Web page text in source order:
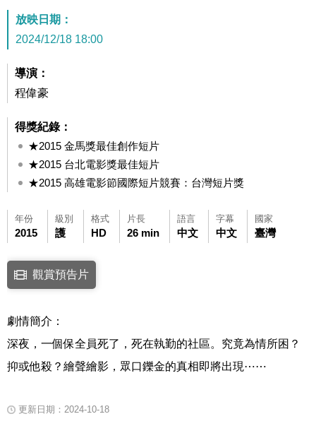
放映日期：
2024/12/18 18:00
導演：
程偉豪
得獎紀錄：
★2015 金馬獎最佳創作短片
★2015 台北電影獎最佳短片
★2015 高雄電影節國際短片競賽：台灣短片獎
年份
2015
級別
護
格式
HD
片長
26 min
語言
中文
字幕
中文
國家
臺灣
點擊下列連結開啟視窗後，可使用鍵盤Tab鍵移至影片中央播放鍵，再
連結至Youtube網站觀看此影片(開新視窗)
觀賞預告片
劇情簡介：
深夜，一個保全員死了，死在執勤的社區。究竟為情所困？
抑或他殺？繪聲繪影，眾口鑠金的真相即將出現⋯⋯
更新日期：2024-10-18